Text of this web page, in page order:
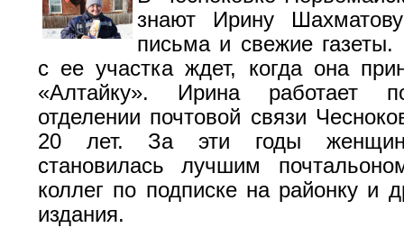
знают Ирину
письма и свежие
с ее участка ждет, когда она
«Алтайку». Ирина работает
отделении почтовой связи
20 лет. За эти годы
становилась лучшим
коллег по подписке на районку и
издания.